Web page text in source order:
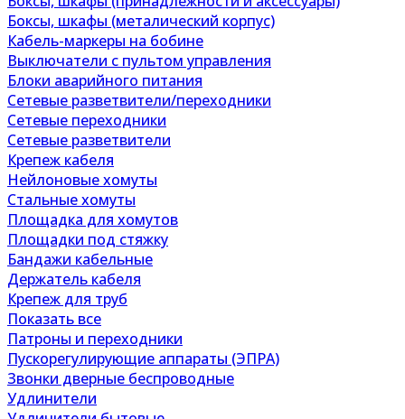
Боксы, шкафы (металический корпус)
Кабель-маркеры на бобине
Выключатели с пультом управления
Блоки аварийного питания
Сетевые разветвители/переходники
Сетевые переходники
Сетевые разветвители
Крепеж кабеля
Нейлоновые хомуты
Стальные хомуты
Площадка для хомутов
Площадки под стяжку
Бандажи кабельные
Держатель кабеля
Крепеж для труб
Показать все
Патроны и переходники
Пускорегулирующие аппараты (ЭПРА)
Звонки дверные беспроводные
Удлинители